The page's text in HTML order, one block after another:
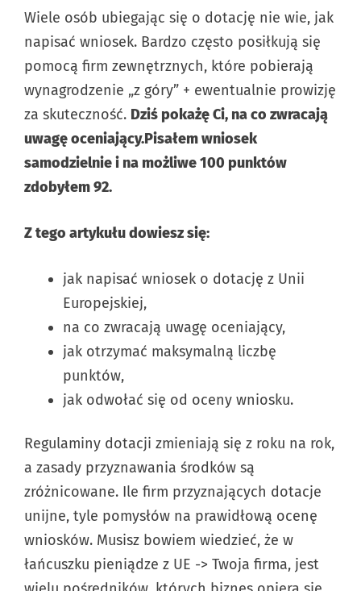
Wiele osób ubiegając się o dotację nie wie, jak
napisać wniosek. Bardzo często posiłkują się
pomocą firm zewnętrznych, które pobierają
wynagrodzenie „z góry” + ewentualnie prowizję
za skuteczność. Dziś pokażę Ci, na co zwracają
uwagę oceniający.Pisałem wniosek
samodzielnie i na możliwe 100 punktów
zdobyłem 92.
Z tego artykułu dowiesz się:
jak napisać wniosek o dotację z Unii
Europejskiej,
na co zwracają uwagę oceniający,
jak otrzymać maksymalną liczbę
punktów,
jak odwołać się od oceny wniosku.
Regulaminy dotacji zmieniają się z roku na rok,
a zasady przyznawania środków są
zróżnicowane. Ile firm przyznających dotacje
unijne, tyle pomysłów na prawidłową ocenę
wniosków. Musisz bowiem wiedzieć, że w
łańcuszku pieniądze z UE -> Twoja firma, jest